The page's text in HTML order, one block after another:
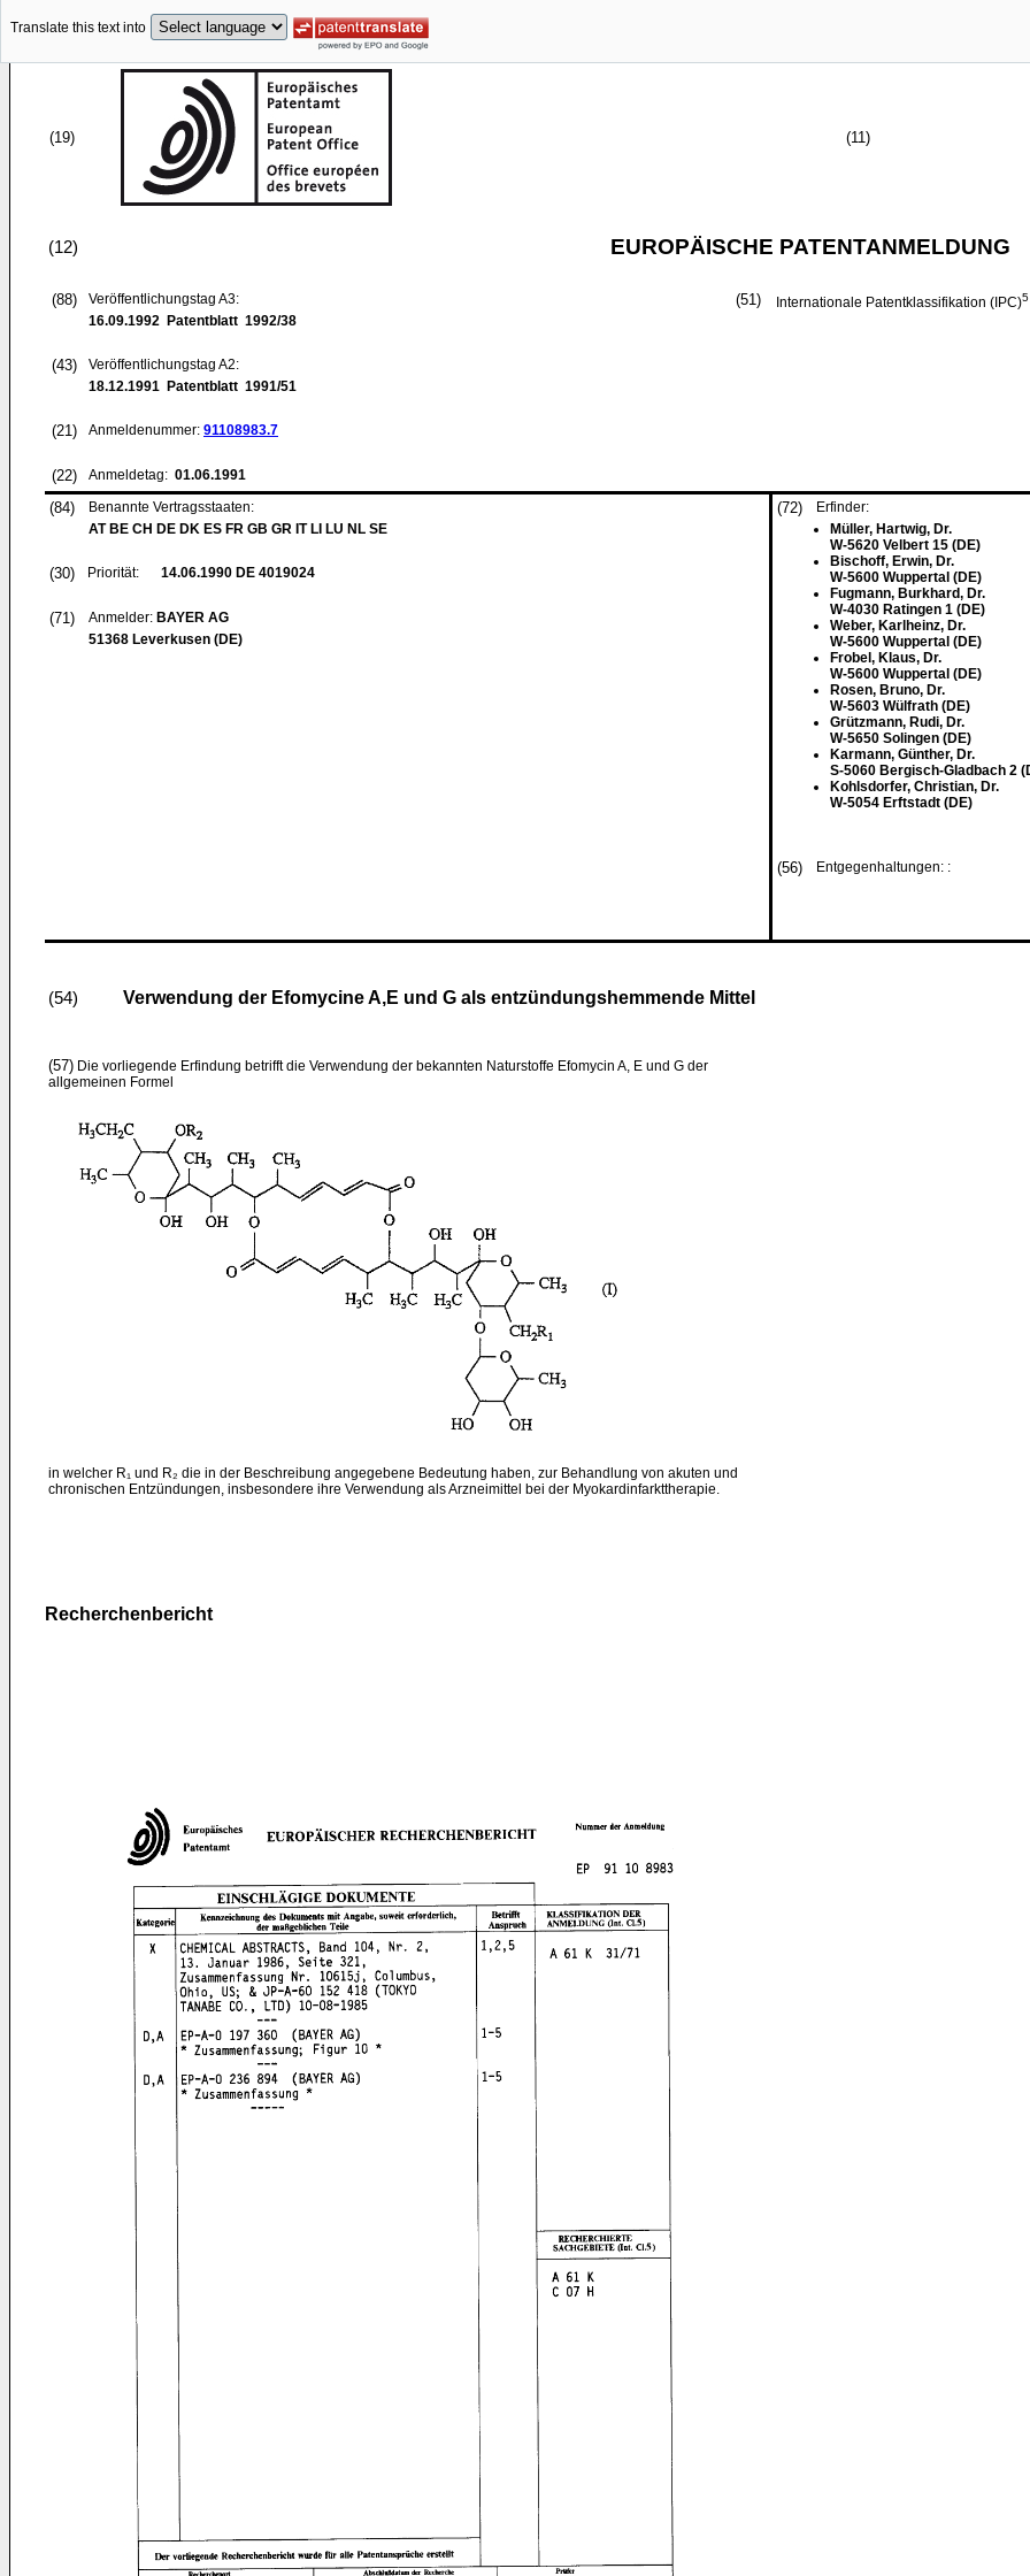
Translate this text into
(19) (11)
(12) EUROPÄISCHE PATENTANMELDUNG
(88)
Veröffentlichungstag A3:
16.09.1992 Patentblatt 1992/38
(43)
Veröffentlichungstag A2:
18.12.1991 Patentblatt 1991/51
(21) Anmeldenummer: 91108983.7
(22) Anmeldetag: 01.06.1991
(51) Internationale Patentklassifikation (IPC)5
(84)
Benannte Vertragsstaaten:
AT BE CH DE DK ES FR GB GR IT LI LU NL SE
(30) Priorität: 14.06.1990 DE 4019024
(71) Anmelder: BAYER AG
51368 Leverkusen (DE)
(72)
Erfinder:
Müller, Hartwig, Dr.
W-5620 Velbert 15 (DE)
Bischoff, Erwin, Dr.
W-5600 Wuppertal (DE)
Fugmann, Burkhard, Dr.
W-4030 Ratingen 1 (DE)
Weber, Karlheinz, Dr.
W-5600 Wuppertal (DE)
Frobel, Klaus, Dr.
W-5600 Wuppertal (DE)
Rosen, Bruno, Dr.
W-5603 Wülfrath (DE)
Grützmann, Rudi, Dr.
W-5650 Solingen (DE)
Karmann, Günther, Dr.
S-5060 Bergisch-Gladbach 2
Kohlsdorfer, Christian, Dr.
W-5054 Erftstadt (DE)
(56) Entgegenhaltungen: :
(54) Verwendung der Efomycine A,E und G als entzündungshemmende Mittel
(57) Die vorliegende Erfindung betrifft die Verwendung der bekannten Naturstoffe Efomycin A, E und G der
allgemeinen Formel
in welcher R₁ und R₂ die in der Beschreibung angegebene Bedeutung haben, zur Behandlung von akuten und
chronischen Entzündungen, insbesondere ihre Verwendung als Arzneimittel bei der Myokardinfarkttherapie.
Recherchenbericht